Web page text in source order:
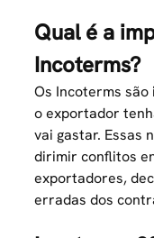
Qual é a
Incoterms?
Os Incoterms
o exportador
vai gastar. Essas
dirimir conflitos
exportadores,
erradas dos